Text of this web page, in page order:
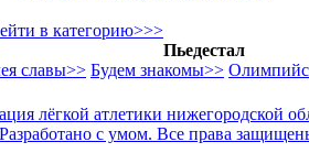
в категорию>>>
Пьедестал
славы>> Будем знакомы>>
лёгкой атлетики нижегородской
с умом. Все права